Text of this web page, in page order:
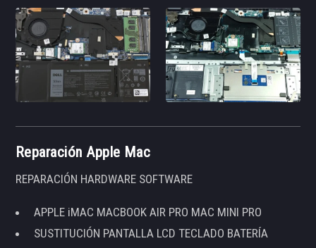
Reparación Apple Mac
REPARACIÓN HARDWARE SOFTWARE
APPLE iMAC MACBOOK AIR PRO MAC MINI PRO
SUSTITUCIÓN PANTALLA LCD TECLADO BATERÍA